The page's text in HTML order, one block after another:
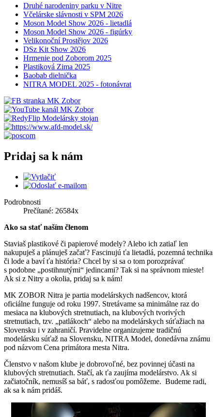
Druhé narodeniny parku v Nitre
Včelárske slávnosti v SPM 2026
Moson Model Show 2026 - lietadlá
Moson Model Show 2026 - figúrky
Velikonoční Prostějov 2026
DSz Kit Show 2026
Hrmenie pod Zoborom 2025
Plastiková Zima 2025
Baobab dielnička
NITRA MODEL 2025 - fotonávrat
Pridaj sa k nám
Podrobnosti
Prečítané: 26584x
Ako sa stať naším členom
Staviaš plastikové či papierové modely? Alebo ich zatiaľ len
nakupuješ a plánuješ začať? Fascinujú ťa lietadlá, pozemná technika
či lode a baví ťa história? Chcel by si sa o tom porozprávať
s podobne „postihnutými“ jedincami? Tak si na správnom mieste!
Ak si z Nitry a okolia, pridaj sa k nám!
MK ZOBOR Nitra je partia modelárskych nadšencov, ktorá
oficiálne funguje od roku 1997. Stretávame sa minimálne raz do
mesiaca na klubových stretnutiach, na klubových tvorivých
stretnutiach, tzv. „patlákoch“ alebo na modelárskych súťažiach na
Slovensku i v zahraničí. Pravidelne organizujeme tradičnú
modelársku súťaž na Slovensku, NITRA Model, donedávna známu
pod názvom Cena primátora mesta Nitra.
Členstvo v našom klube je dobrovoľné, bez povinnej účasti na
klubových stretnutiach. Stačí, ak ťa zaujíma modelárstvo. Ak si
začiatočník, nemusíš sa báť, s radosťou pomôžeme. Budeme radi,
ak sa k nám pridáš.